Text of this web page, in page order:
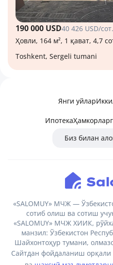
190 000 USD40 426 USD/сот.
Ҳовли, 164 м², 1 қават, 4,7
Toshkent, Sergeli tumani
Янги уйлар
Ипотека
Биз билан
«SALOMUY» МЧЖ —
сотиб олиш ва сотиш
«SALOMUY» МЧЖ ХИИК,
манзил: Ўзбекистон
Шайхонтоҳур тумани,
Сайтдан фойдаланиш орқали